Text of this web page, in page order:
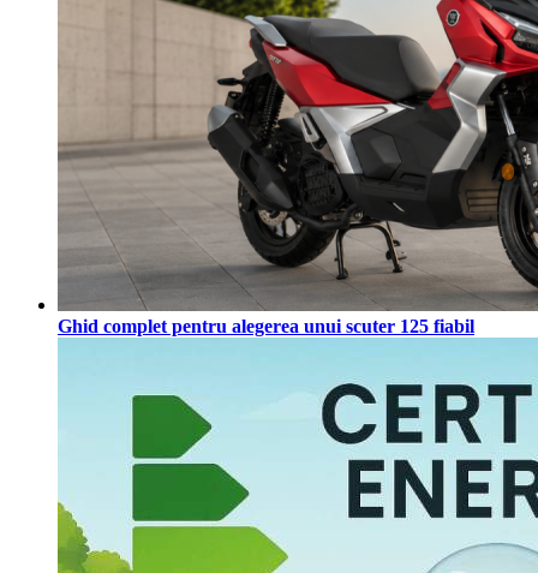
Ghid complet pentru alegerea unui scuter 125 fiabil